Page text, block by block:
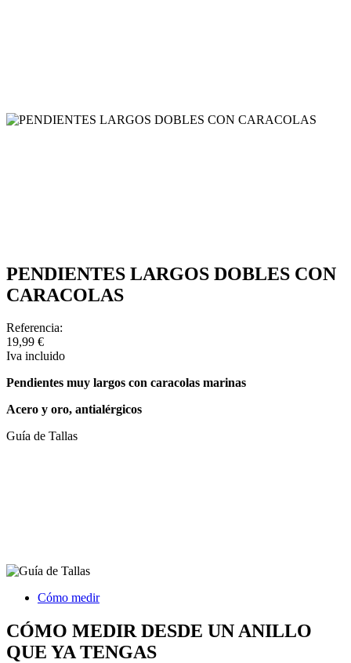
PENDIENTES LARGOS DOBLES CON
CARACOLAS
Referencia:
19,99 €
Iva incluido
Pendientes muy largos con caracolas marinas
Acero y oro, antialérgicos
Guía de Tallas
Cómo medir
CÓMO MEDIR DESDE UN ANILLO
QUE YA TENGAS